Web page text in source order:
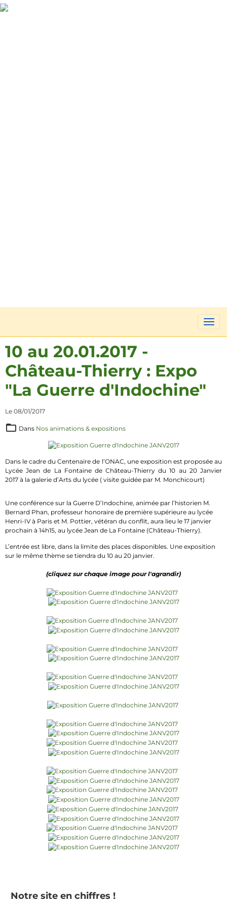
10 au 20.01.2017 -
Château-Thierry : Expo
"La Guerre d'Indochine"
Le 08/01/2017
Dans Nos animations & expositions
Dans le cadre du Centenaire de l’ONAC, une exposition est proposée au
Lycée Jean de La Fontaine de Château-Thierry du 10 au 20 Janvier
2017 à la galerie d’Arts du lycée ( visite guidée par M. Monchicourt)
Une conférence sur la Guerre D’Indochine, animée par l’historien M.
Bernard Phan, professeur honoraire de première supérieure au lycée
Henri-IV à Paris et M. Pottier, vétéran du conflit, aura lieu le 17 janvier
prochain à 14h15, au lycée Jean de La Fontaine (Château-Thierry).
L’entrée est libre, dans la limite des places disponibles. Une exposition
sur le même thème se tiendra du 10 au 20 janvier.
(cliquez sur chaque image pour l'agrandir)
Notre site en chiffres !